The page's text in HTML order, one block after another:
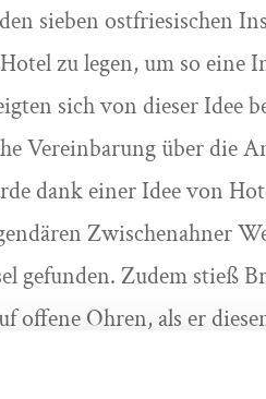
sieben ostfriesischen
zu legen, um so eine
sich von dieser Idee
Vereinbarung über die
dank einer Idee von
Zwischenahner
gefunden. Zudem stieß
offene Ohren, als er